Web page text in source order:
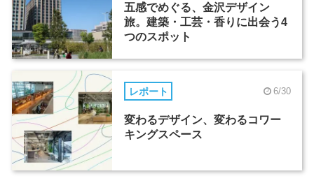
五感でめぐる、金沢デザイン
旅。建築・工芸・香りに出会う4
つのスポット
レポート 6/30
変わるデザイン、変わるコワー
キングスペース